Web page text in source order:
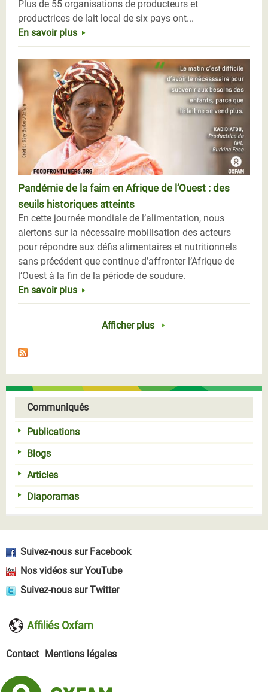
Plus de 55 organisations de producteurs et
productrices de lait local de six pays ont...
En savoir plus
Pandémie de la faim en Afrique de l’Ouest : des
seuils historiques atteints
En cette journée mondiale de l’alimentation, nous
alertons sur la nécessaire mobilisation des acteurs
pour répondre aux défis alimentaires et nutritionnels
sans précédent que continue d’affronter l’Afrique de
l’Ouest à la fin de la période de soudure.
En savoir plus
Afficher plus
Communiqués
Publications
Blogs
Articles
Diaporamas
Suivez-nous sur Facebook
Nos vidéos sur YouTube
Suivez-nous sur Twitter
Affiliés Oxfam
Contact Mentions légales